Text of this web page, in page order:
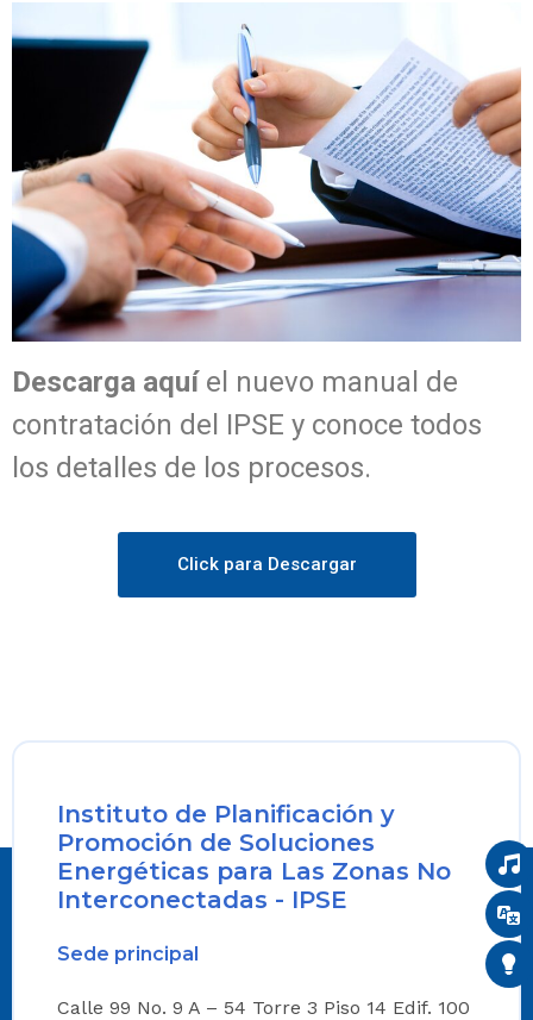
Descarga aquíel nuevo manual de
contratación del IPSE y conoce todos
los detalles de los procesos.
Click para Descargar
Instituto de Planificación y
Promoción de Soluciones
Energéticas para Las Zonas No
Interconectadas - IPSE
Sede principal
Calle 99 No. 9 A – 54 Torre 3 Piso 14 Edif. 100